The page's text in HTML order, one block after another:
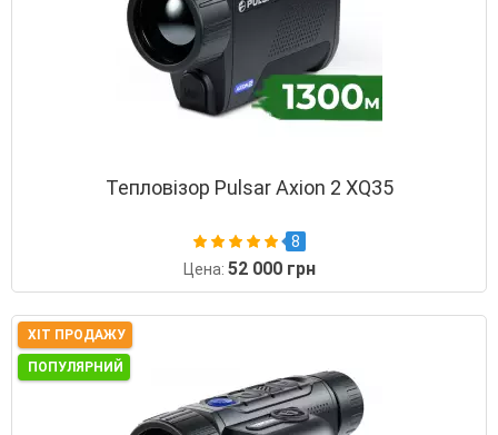
Тепловізор Pulsar Axion 2 XQ35
8
Цена: 52 000 грн
ХІТ ПРОДАЖУ
ПОПУЛЯРНИЙ